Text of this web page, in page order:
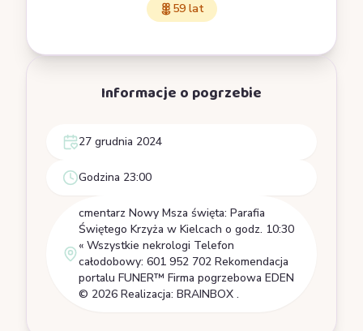
59 lat
Informacje o pogrzebie
27 grudnia 2024
Godzina 23:00
cmentarz Nowy Msza święta: Parafia
Świętego Krzyża w Kielcach o godz. 10:30
« Wszystkie nekrologi Telefon
całodobowy: 601 952 702 Rekomendacja
portalu FUNER™ Firma pogrzebowa EDEN
© 2026 Realizacja: BRAINBOX .